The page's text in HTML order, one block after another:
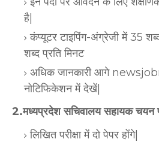
है|
कंप्यूटर टाइपिंग-अंग्रेजी में 35
शब्द प्रति मिनट
अधिक जानकारी आगे
नोटिफिकेशन में देखें|
2.मध्यप्रदेश सचिवालय सहायक चयन
लिखित परीक्षा में दो पेपर होंगे|